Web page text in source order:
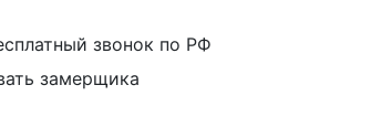
звонок по РФ
замерщика